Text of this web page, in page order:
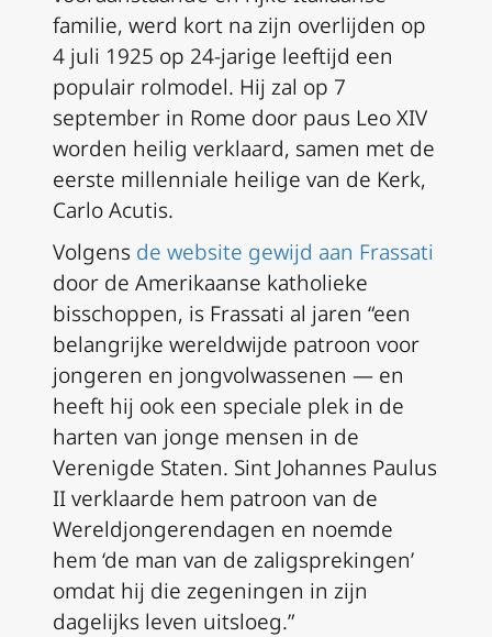
familie, werd kort na zijn overlijden op
4 juli 1925 op 24-jarige leeftijd een
populair rolmodel. Hij zal op 7
september in Rome door paus Leo XIV
worden heilig verklaard, samen met de
eerste millenniale heilige van de Kerk,
Carlo Acutis.
Volgens de website gewijd aan Frassati
door de Amerikaanse katholieke
bisschoppen, is Frassati al jaren “een
belangrijke wereldwijde patroon voor
jongeren en jongvolwassenen — en
heeft hij ook een speciale plek in de
harten van jonge mensen in de
Verenigde Staten. Sint Johannes Paulus
II verklaarde hem patroon van de
Wereldjongerendagen en noemde
hem ‘de man van de zaligsprekingen’
omdat hij die zegeningen in zijn
dagelijks leven uitsloeg.”